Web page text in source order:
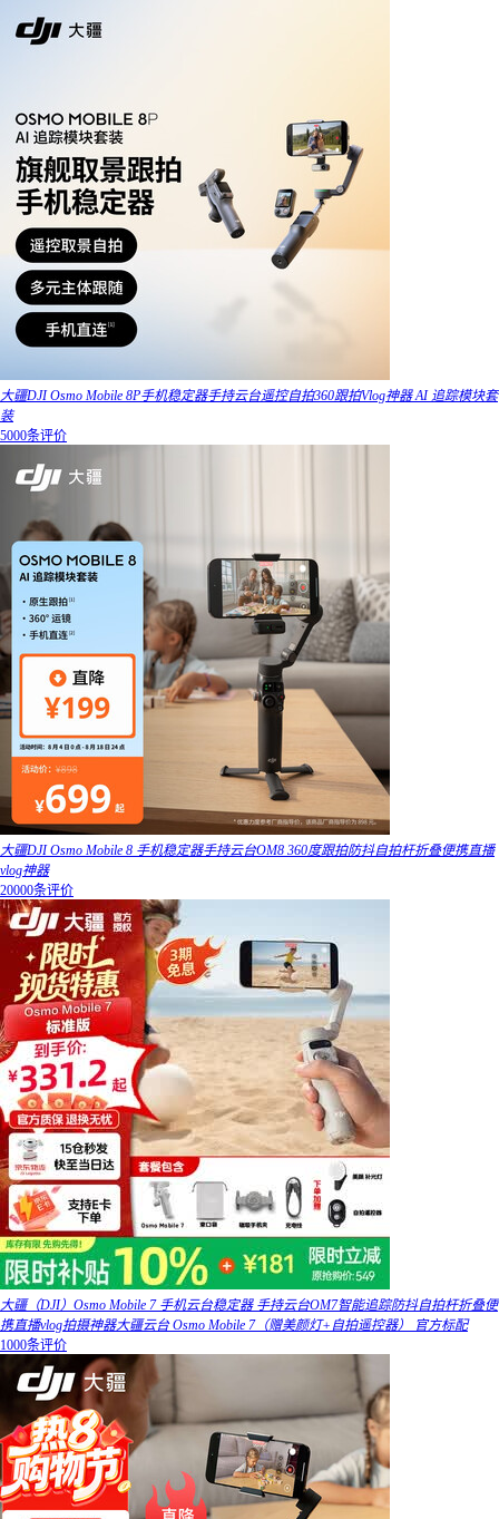
大疆DJI Osmo Mobile 8P手机稳定器手持云台遥控自拍360跟拍Vlog神器 AI 追踪模块套
装
5000条评价
大疆DJI Osmo Mobile 8 手机稳定器手持云台OM8 360度跟拍防抖自拍杆折叠便携直播
vlog神器
20000条评价
大疆（DJI）Osmo Mobile 7 手机云台稳定器 手持云台OM7智能追踪防抖自拍杆折叠便
携直播vlog拍摄神器大疆云台 Osmo Mobile 7（赠美颜灯+自拍遥控器） 官方标配
1000条评价